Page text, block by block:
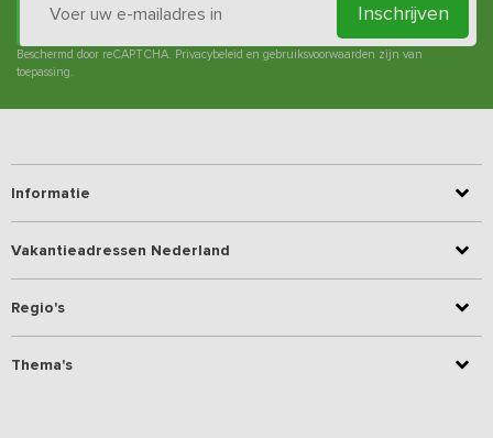
Inschrijven
Beschermd door reCAPTCHA. Privacybeleid en gebruiksvoorwaarden zijn van
toepassing.
Informatie
Vakantieadressen Nederland
Regio's
Thema's